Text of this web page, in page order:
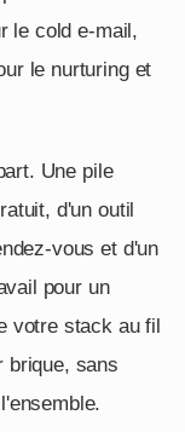
le cold e-mail,
le nurturing et
Une pile
d'un outil
vous et d'un
pour un
votre stack au fil
brique, sans